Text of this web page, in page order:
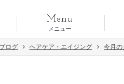
メニュー
Menu
ブログ ヘアケア・エイジング 今月の